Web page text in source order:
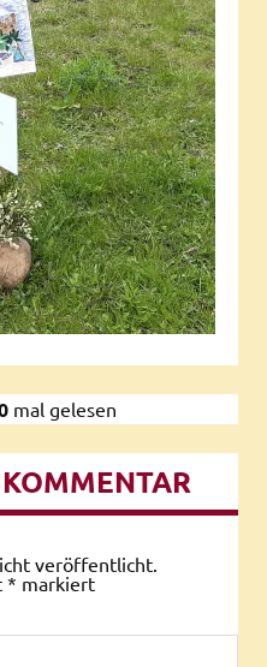
mal gelesen
veröffentlicht.
* markiert